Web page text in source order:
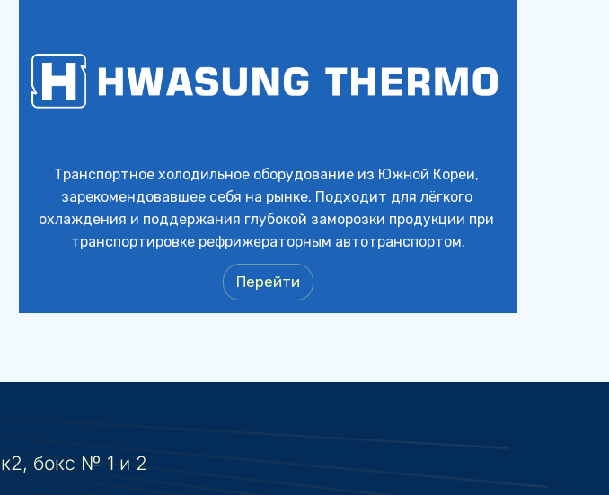
Транспортное холодильное оборудование из Южной Кореи,
зарекомендовавшее себя на рынке. Подходит для лёгкого
охлаждения и поддержания глубокой заморозки продукции при
транспортировке рефрижераторным автотранспортом.
Перейти
бокс № 1 и 2